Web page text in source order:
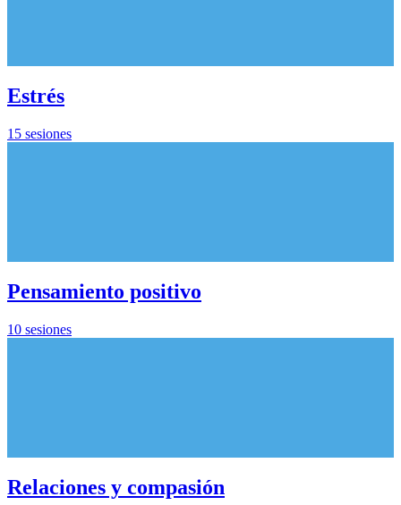
Estrés
15 sesiones
Pensamiento positivo
10 sesiones
Relaciones y compasión